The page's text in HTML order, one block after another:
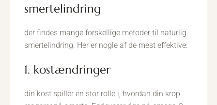
smertelindring
der findes mange forskellige metoder til naturlig
smertelindring. Her er nogle af de mest effektive:
1. kostændringer
din kost spiller en stor rolle i, hvordan din krop